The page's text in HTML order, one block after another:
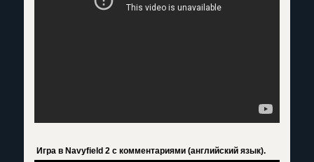
Игра в Navyfield 2 с комментариями (английский язык).